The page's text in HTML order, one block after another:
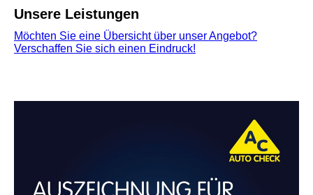
Unsere Leistungen
Möchten Sie eine Übersicht über unser Angebot?
Verschaffen Sie sich einen Eindruck!